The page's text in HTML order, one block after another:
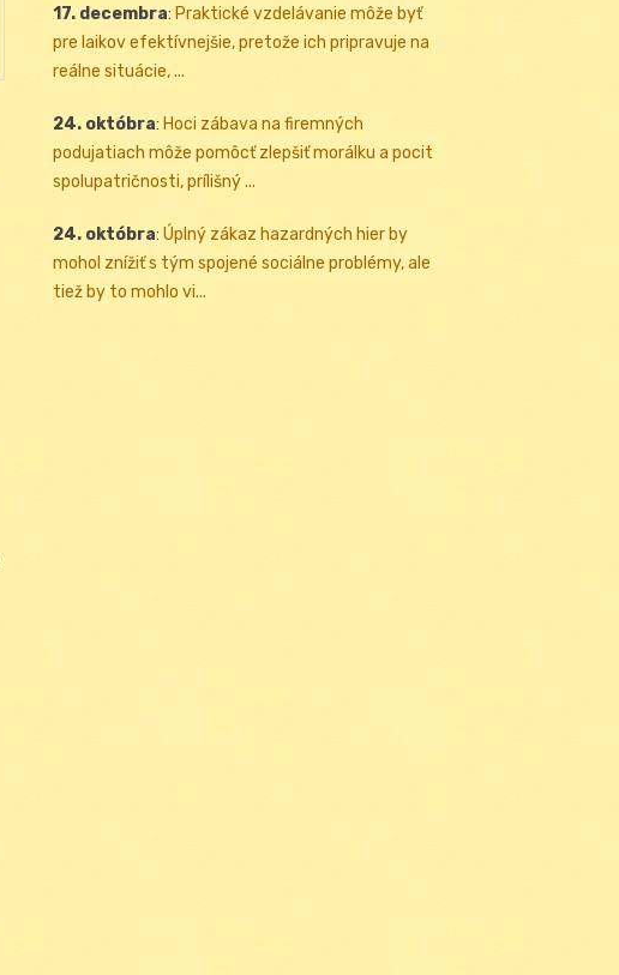
17. decembra: Praktické vzdelávanie môže byť
pre laikov efektívnejšie, pretože ich pripravuje na
reálne situácie, ...
24. októbra: Hoci zábava na firemných
podujatiach môže pomôcť zlepšiť morálku a pocit
spolupatričnosti, prílišný ...
24. októbra: Úplný zákaz hazardných hier by
mohol znížiť s tým spojené sociálne problémy, ale
tiež by to mohlo vi...